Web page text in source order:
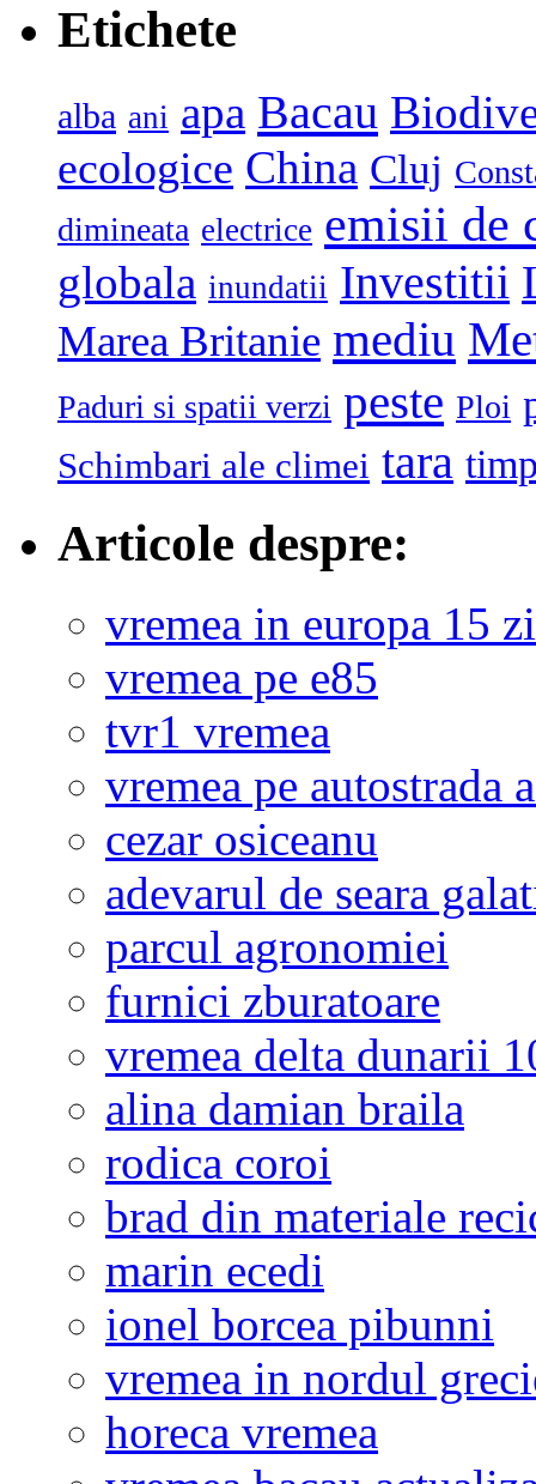
Etichete
alba ani apa Bacau
ecologice China Cluj
dimineata electrice emisii de
globala inundatii Investitii
Marea Britanie mediu
Paduri si spatii verzi peste Ploi
Schimbari ale climei tara
Articole despre:
vremea in europa 15
vremea pe e85
tvr1 vremea
vremea pe autostrada
cezar osiceanu
adevarul de seara
parcul agronomiei
furnici zburatoare
vremea delta dunarii
alina damian braila
rodica coroi
brad din materiale
marin ecedi
ionel borcea pibunni
vremea in nordul
horeca vremea